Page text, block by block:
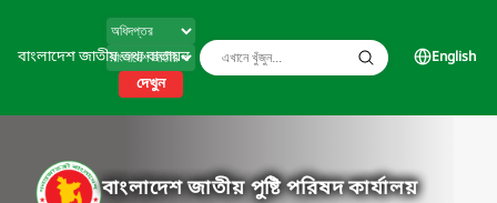
বাংলাদেশ জাতীয় তথ্য বাতায়ন
দেখুন
English
বাংলাদেশ জাতীয় পুষ্টি পরিষদ কার্যালয়